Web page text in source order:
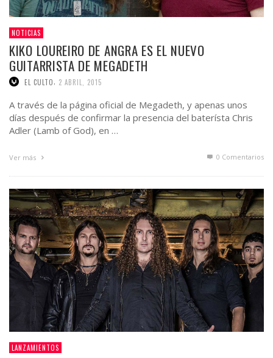
NOTICIAS
KIKO LOUREIRO DE ANGRA ES EL NUEVO
GUITARRISTA DE MEGADETH
EL CULTO 2 ABRIL, 2015
A través de la página oficial de Megadeth, y apenas unos
días después de confirmar la presencia del baterísta Chris
Adler (Lamb of God), en …
Ver más 0 Comentarios
LANZAMIENTOS